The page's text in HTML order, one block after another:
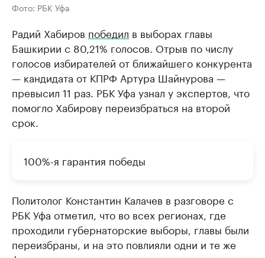
Фото: РБК Уфа
Радий Хабиров победил в выборах главы
Башкирии с 80,21% голосов. Отрыв по числу
голосов избирателей от ближайшего конкурента
— кандидата от КПРФ Артура Шайнурова —
превысил 11 раз. РБК Уфа узнал у экспертов, что
помогло Хабирову переизбраться на второй
срок.
100%-я гарантия победы
Политолог Константин Калачев в разговоре с
РБК Уфа отметил, что во всех регионах, где
проходили губернаторские выборы, главы были
переизбраны, и на это повлияли одни и те же